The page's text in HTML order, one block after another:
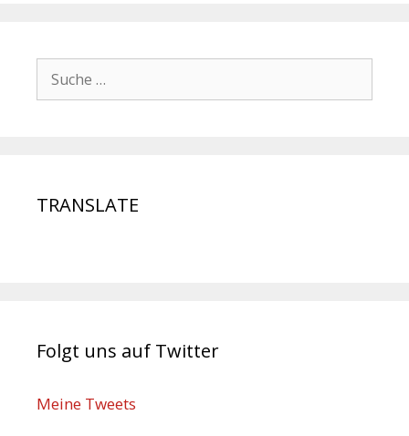
TRANSLATE
Folgt uns auf Twitter
Meine Tweets